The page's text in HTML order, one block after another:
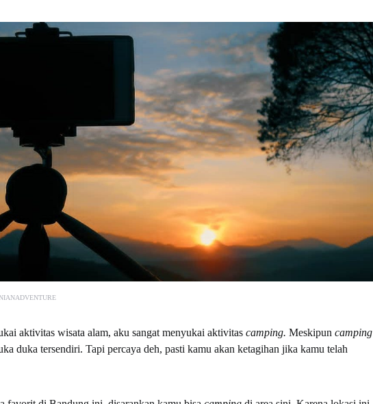
aktivitas wisata alam, aku sangat menyukai aktivitas camping. Meskipun camping
duka tersendiri. Tapi percaya deh, pasti kamu akan ketagihan jika kamu telah